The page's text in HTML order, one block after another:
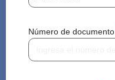
Número de documento